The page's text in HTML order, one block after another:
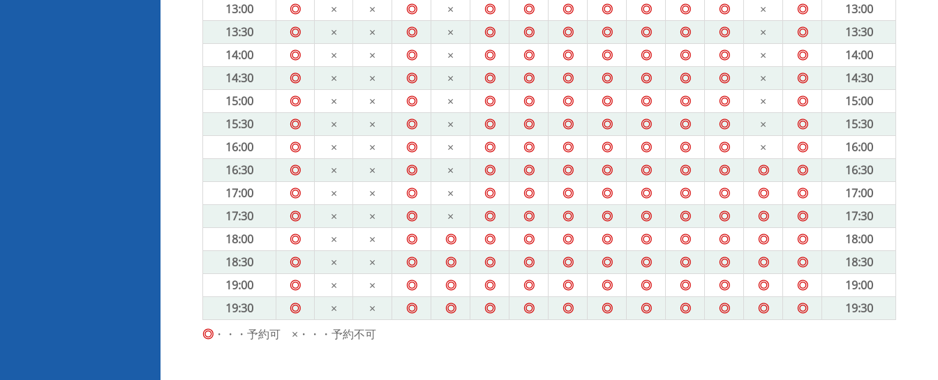
13:00
◎ × × ◎ × ◎ ◎ ◎ ◎ ◎ ◎ ◎ × ◎
13:00
13:30
◎ × × ◎ × ◎ ◎ ◎ ◎ ◎ ◎ ◎ × ◎
13:30
14:00
◎ × × ◎ × ◎ ◎ ◎ ◎ ◎ ◎ ◎ × ◎
14:00
14:30
◎ × × ◎ × ◎ ◎ ◎ ◎ ◎ ◎ ◎ × ◎
14:30
15:00
◎ × × ◎ × ◎ ◎ ◎ ◎ ◎ ◎ ◎ × ◎
15:00
15:30
◎ × × ◎ × ◎ ◎ ◎ ◎ ◎ ◎ ◎ × ◎
15:30
16:00
◎ × × ◎ × ◎ ◎ ◎ ◎ ◎ ◎ ◎ × ◎
16:00
16:30
◎ × × ◎ × ◎ ◎ ◎ ◎ ◎ ◎ ◎ ◎ ◎
16:30
17:00
◎ × × ◎ × ◎ ◎ ◎ ◎ ◎ ◎ ◎ ◎ ◎
17:00
17:30
◎ × × ◎ × ◎ ◎ ◎ ◎ ◎ ◎ ◎ ◎ ◎
17:30
18:00
◎ × × ◎ ◎ ◎ ◎ ◎ ◎ ◎ ◎ ◎ ◎ ◎
18:00
18:30
◎ × × ◎ ◎ ◎ ◎ ◎ ◎ ◎ ◎ ◎ ◎ ◎
18:30
19:00
◎ × × ◎ ◎ ◎ ◎ ◎ ◎ ◎ ◎ ◎ ◎ ◎
19:00
19:30
◎ × × ◎ ◎ ◎ ◎ ◎ ◎ ◎ ◎ ◎ ◎ ◎
19:30
◎ ・・・予約可 ×・・・予約不可